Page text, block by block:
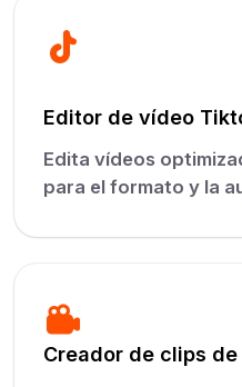
Editor de vídeo
Edita vídeos
para el formato y la
Creador de clips de